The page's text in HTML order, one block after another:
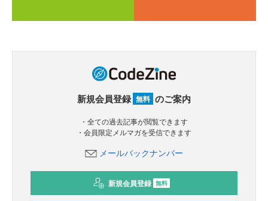
新規会員登録 無料 のご案内
・全ての過去記事が閲覧できます
・会員限定メルマガを受信できます
メールバックナンバー
新規会員登録 無料